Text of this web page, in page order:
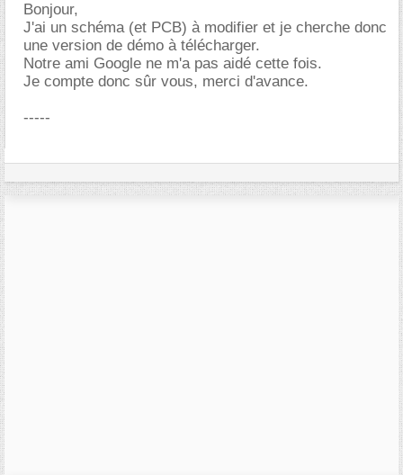
Bonjour,
J'ai un schéma (et PCB) à modifier et je cherche donc
une version de démo à télécharger.
Notre ami Google ne m'a pas aidé cette fois.
Je compte donc sûr vous, merci d'avance.
-----